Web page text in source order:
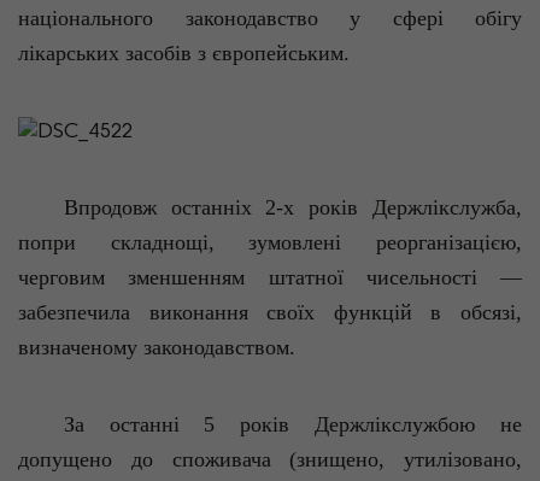
національного законодавство у сфері обігу
лікарських засобів з європейським.
Впродовж останніх 2-х років Держлікслужба,
попри складнощі, зумовлені реорганізацією,
черговим зменшенням штатної чисельності —
забезпечила виконання своїх функцій в обсязі,
визначеному законодавством.
За останні 5 років Держлікслужбою не
допущено до споживача (знищено, утилізовано,